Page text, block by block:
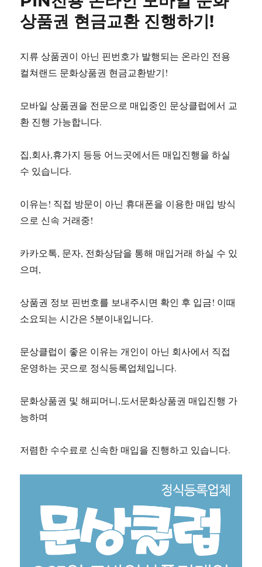
상품권 현금교환 진행하기!
지류 상품권이 아닌 핀번호가 발행되는 온라인 전용
컬쳐랜드 문화상품권 현금교환받기!
모바일 상품권을 전문으로 매입중인 문상클럽에서 교
환 진행 가능합니다.
집,회사,휴가지 등등 어느곳에서든 매입진행을 하실
수 있습니다.
이유는! 직접 방문이 아닌 휴대폰을 이용한 매입 방식
으로 신속 거래중!
카카오톡, 문자, 전화상담을 통해 매입거래 하실 수 있
으며,
상품권 정보 핀번호를 보내주시면 확인 후 입금! 이때
소요되는 시간은 5분이내입니다.
문상클럽이 좋은 이유는 개인이 아닌 회사에서 직접
운영하는 곳으로 정식등록업체입니다.
문화상품권 및 해피머니,도서문화상품권 매입진행 가
능하며
저렴한 수수료로 신속한 매입을 진행하고 있습니다.